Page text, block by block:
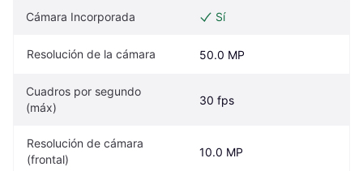
Cámara Incorporada Sí
Resolución de la cámara 50.0 MP
Cuadros por segundo
(máx)
30 fps
Resolución de cámara
(frontal)
10.0 MP